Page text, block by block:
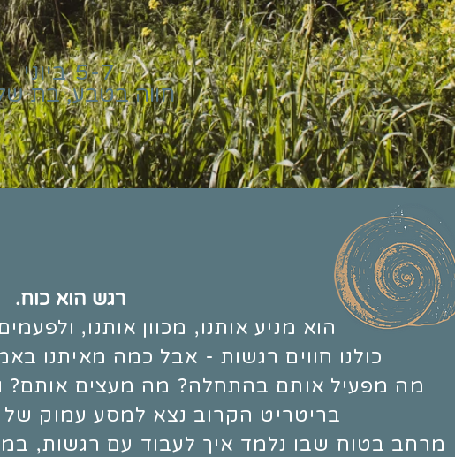
5-7 ביוני
חווה בטבע, בת
רגש הוא כוח.
הוא מניע אותנו, מכוון אותנו,
כולנו חווים רגשות - אבל כמה מאיתנו
מה מפעיל אותם בהתחלה? מה מעצים אותם?
בריטריט הקרוב נצא למסע עמוק של
מרחב בטוח שבו נלמד איך לעבוד עם רגשות,